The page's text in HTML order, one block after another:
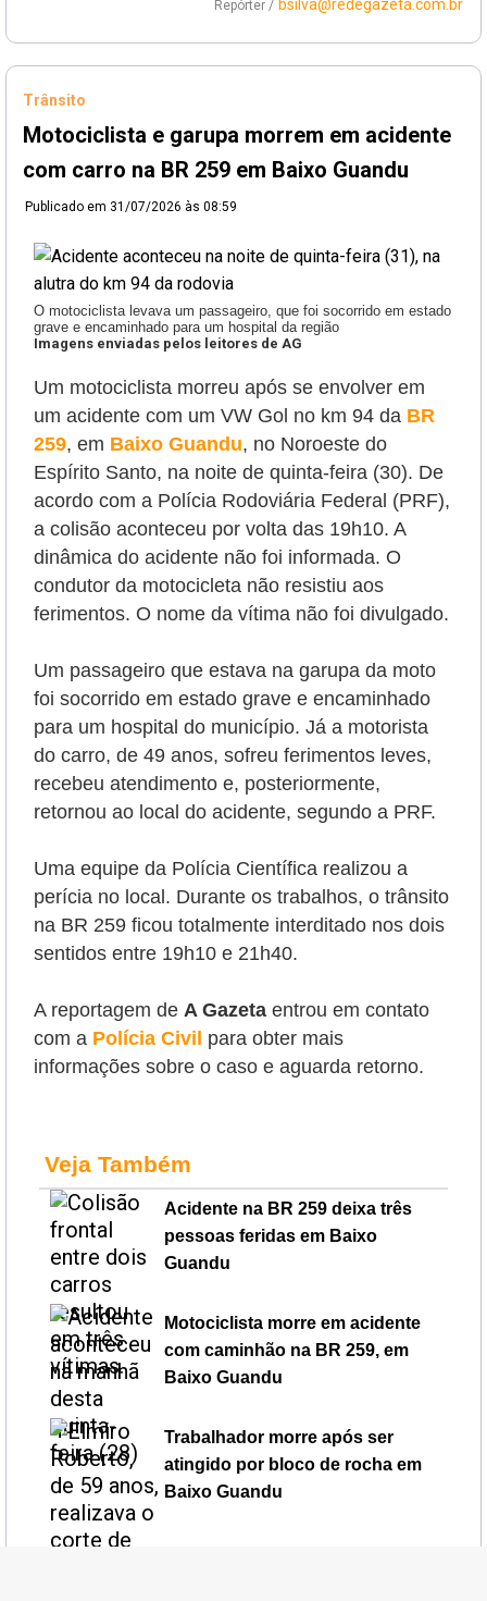
Repórter / bsilva@redegazeta.com.br
Trânsito
Motociclista e garupa morrem em acidente
com carro na BR 259 em Baixo Guandu
Publicado em 31/07/2026 às 08:59
O motociclista levava um passageiro, que foi socorrido em estado
grave e encaminhado para um hospital da região
Imagens enviadas pelos leitores de AG
Um motociclista morreu após se envolver em
um acidente com um VW Gol no km 94 da BR
259, em Baixo Guandu, no Noroeste do
Espírito Santo, na noite de quinta-feira (30). De
acordo com a Polícia Rodoviária Federal (PRF),
a colisão aconteceu por volta das 19h10. A
dinâmica do acidente não foi informada. O
condutor da motocicleta não resistiu aos
ferimentos. O nome da vítima não foi divulgado.
Um passageiro que estava na garupa da moto
foi socorrido em estado grave e encaminhado
para um hospital do município. Já a motorista
do carro, de 49 anos, sofreu ferimentos leves,
recebeu atendimento e, posteriormente,
retornou ao local do acidente, segundo a PRF.
Uma equipe da Polícia Científica realizou a
perícia no local. Durante os trabalhos, o trânsito
na BR 259 ficou totalmente interditado nos dois
sentidos entre 19h10 e 21h40.
A reportagem de A Gazeta entrou em contato
com a Polícia Civil para obter mais
informações sobre o caso e aguarda retorno.
Veja Também
Acidente na BR 259 deixa três
pessoas feridas em Baixo
Guandu
Motociclista morre em acidente
com caminhão na BR 259, em
Baixo Guandu
Trabalhador morre após ser
atingido por bloco de rocha em
Baixo Guandu